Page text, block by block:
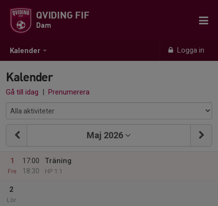
Kalender Logga in
QVIDING FIF
Dam
Kalender
Gå till idag | Prenumerera
Maj 2026
1
Fre
17:00
18:30
Träning
HP 1:1
2
Lör